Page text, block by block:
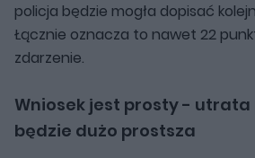
policja będzie mogła dopisać
Łącznie oznacza to nawet 22
zdarzenie.
Wniosek jest prosty -
będzie dużo prostsza